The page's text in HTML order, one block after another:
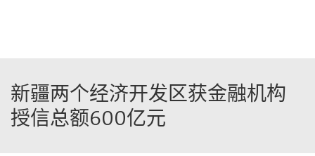
新疆两个经济开发区获金融机构
授信总额600亿元